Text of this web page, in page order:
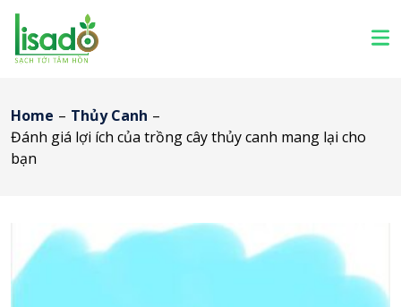
Home – Thủy Canh –
Đánh giá lợi ích của trồng cây thủy canh mang lại cho
bạn